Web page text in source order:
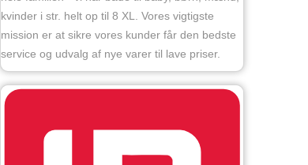
kvinder i str. helt op til 8 XL. Vores vigtigste
mission er at sikre vores kunder får den bedste
service og udvalg af nye varer til lave priser.